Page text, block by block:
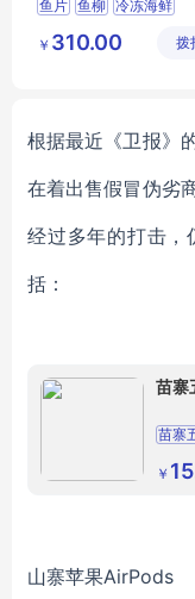
鱼片 鱼柳 冷冻海鲜
￥ 310.00 拨
根据最近《卫报》
在着出售假冒伪劣
经过多年的打击，
括：
苗寨
苗寨
霸
￥
山寨苹果AirPods